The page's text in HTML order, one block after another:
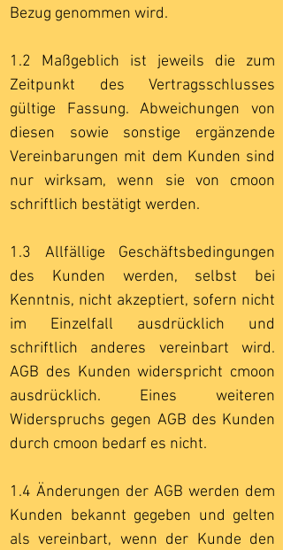
Bezug genommen wird.
1.2 Maßgeblich ist jeweils die zum
Zeitpunkt des Vertragsschlusses
gültige Fassung. Abweichungen von
diesen sowie sonstige ergänzende
Vereinbarungen mit dem Kunden sind
nur wirksam, wenn sie von cmoon
schriftlich bestätigt werden.
1.3 Allfällige Geschäftsbedingungen
des Kunden werden, selbst bei
Kenntnis, nicht akzeptiert, sofern nicht
im Einzelfall ausdrücklich und
schriftlich anderes vereinbart wird.
AGB des Kunden widerspricht cmoon
ausdrücklich. Eines weiteren
Widerspruchs gegen AGB des Kunden
durch cmoon bedarf es nicht.
1.4 Änderungen der AGB werden dem
Kunden bekannt gegeben und gelten
als vereinbart, wenn der Kunde den